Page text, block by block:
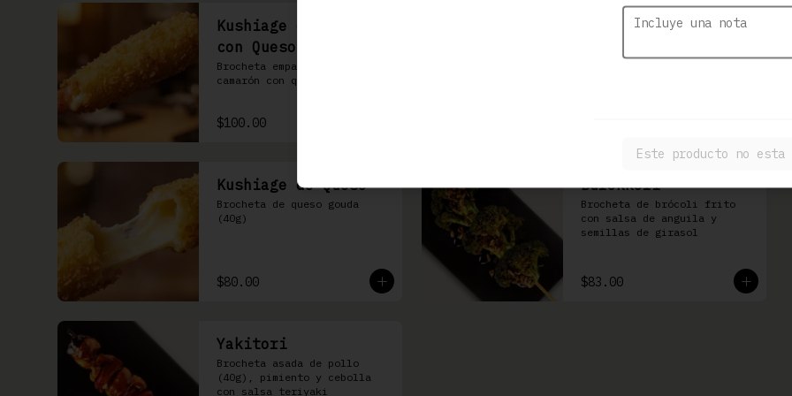
Kushiage de Camarón
con Queso
Brocheta empanizada de
camarón con queso gouda
$100.00
Kushiage de Plátano
Kushiage de Queso
Brocheta de queso gouda
(40g)
$80.00
Burokkori
Brocheta de brócoli frito
con salsa de anguila y
semillas de girasol
$83.00
Yakitori
Brocheta asada de pollo
(40g), pimiento y cebolla
con salsa teriyaki
Este producto no